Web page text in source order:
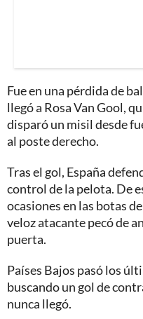
Fue en una pérdida de
llegó a Rosa Van Gool,
disparó un misil desde
al poste derecho.
Tras el gol, España
control de la pelota. De
ocasiones en las botas
veloz atacante pecó de
puerta.
Países Bajos pasó los
buscando un gol de
nunca llegó.